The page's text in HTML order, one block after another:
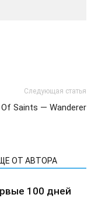
Следующая статья
Saints — Wanderer
ОТ АВТОРА
100 дней